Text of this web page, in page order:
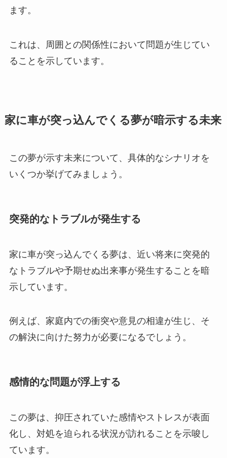
ます。
これは、周囲との関係性において問題が生じてい
ることを示しています。
家に車が突っ込んでくる夢が暗示する未来
この夢が示す未来について、具体的なシナリオを
いくつか挙げてみましょう。
突発的なトラブルが発生する
家に車が突っ込んでくる夢は、近い将来に突発的
なトラブルや予期せぬ出来事が発生することを暗
示しています。
例えば、家庭内での衝突や意見の相違が生じ、そ
の解決に向けた努力が必要になるでしょう。
感情的な問題が浮上する
この夢は、抑圧されていた感情やストレスが表面
化し、対処を迫られる状況が訪れることを示唆し
ています。